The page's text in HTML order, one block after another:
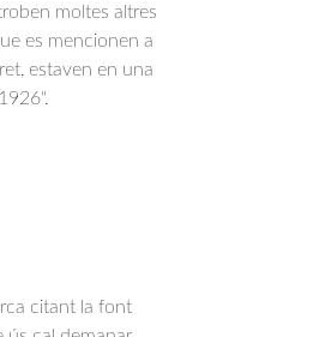
moltes altres
es mencionen a
estaven en una
citant la font